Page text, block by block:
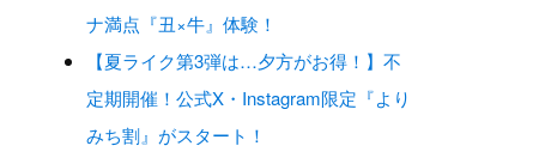
ナ満点『丑×牛』体験！
【夏ライク第3弾は…夕方がお得！】不
定期開催！公式X・Instagram限定『より
みち割』がスタート！